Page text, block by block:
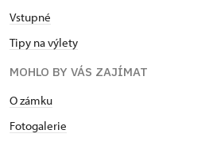
Vstupné
Tipy na výlety
MOHLO BY VÁS ZAJÍMAT
O zámku
Fotogalerie